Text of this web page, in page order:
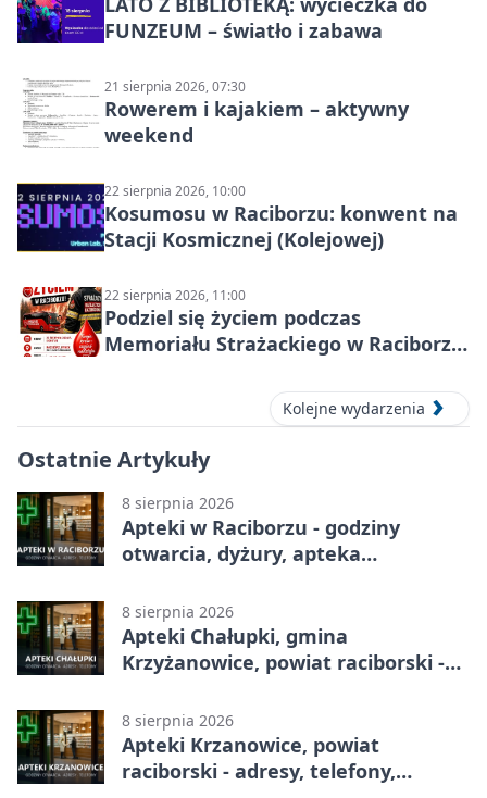
FUNZEUM – światło i zabawa
21 sierpnia 2026, 07:30
Rowerem i kajakiem – aktywny
weekend
22 sierpnia 2026, 10:00
Kosumosu w Raciborzu: konwent na
Stacji Kosmicznej (Kolejowej)
22 sierpnia 2026, 11:00
Podziel się życiem podczas
Memoriału Strażackiego w Raciborzu
Kolejne wydarzenia
Ostatnie Artykuły
8 sierpnia 2026
Apteki w Raciborzu - godziny
otwarcia, dyżury, apteka
8 sierpnia 2026
Apteki Chałupki, gmina
Krzyżanowice, powiat raciborski -
8 sierpnia 2026
Apteki Krzanowice, powiat
raciborski - adresy, telefony,